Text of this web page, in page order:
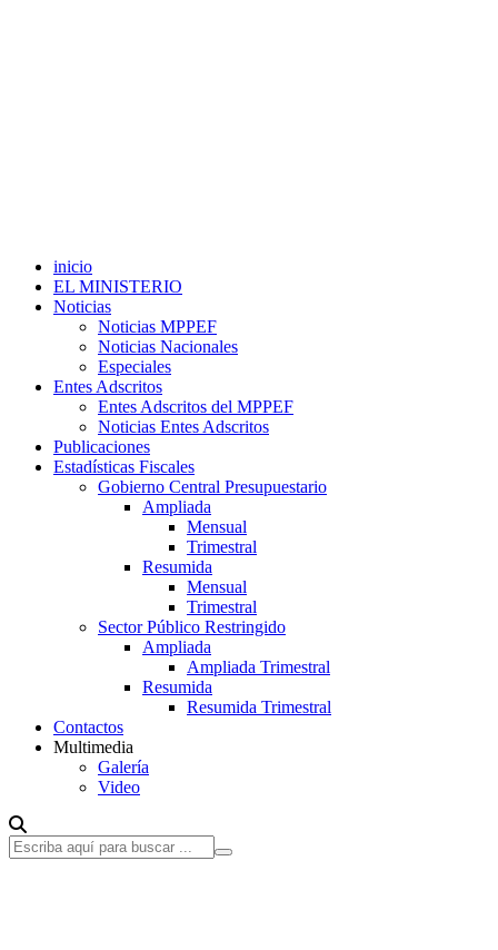
inicio
EL MINISTERIO
Noticias
Noticias MPPEF
Noticias Nacionales
Especiales
Entes Adscritos
Entes Adscritos del MPPEF
Noticias Entes Adscritos
Publicaciones
Estadísticas Fiscales
Gobierno Central Presupuestario
Ampliada
Mensual
Trimestral
Resumida
Mensual
Trimestral
Sector Público Restringido
Ampliada
Ampliada Trimestral
Resumida
Resumida Trimestral
Contactos
Multimedia
Galería
Video